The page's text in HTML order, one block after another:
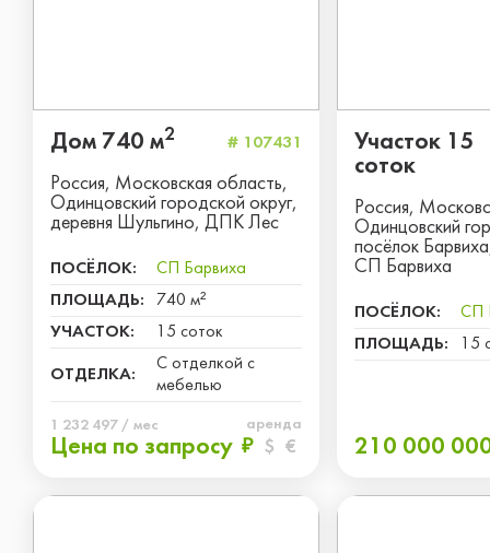
Дом 740 м2 # 107431
Россия, Московская область,
Одинцовский городской округ,
деревня Шульгино, ДПК Лес
ПОСЁЛОК:
СП Барвиха
ПЛОЩАДЬ:
740 м²
УЧАСТОК:
15 соток
ОТДЕЛКА:
С отделкой с
мебелью
1 232 497 / мес
Цена по запросу
аренда
₽ $ €
Участок 15
соток
Россия,
Одинцовский
посёлок
СП Барвиха
ПОСЁЛОК:
СП
ПЛОЩАДЬ:
15
210 000